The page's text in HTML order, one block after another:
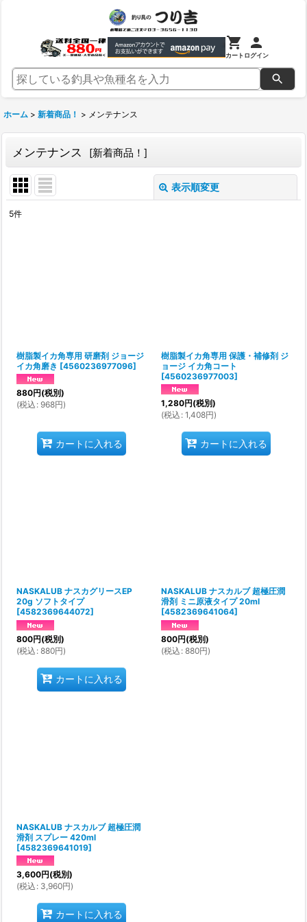
カートログイン
ホーム > 新着商品！ > メンテナンス
メンテナンス [新着商品！ ]
表示順変更
5件
樹脂製イカ角専用 研磨剤 ジョージ
イカ角磨き [4560236977096]
880円(税別)
(税込 : 968円)
カートに入れる
樹脂製イカ角専用 保護・補修剤 ジ
ョージ イカ角コート
[4560236977003]
1,280円(税別)
(税込 : 1,408円)
カートに入れる
NASKALUB ナスカグリースEP
20g ソフトタイプ
[4582369644072]
800円(税別)
(税込 : 880円)
カートに入れる
NASKALUB ナスカルブ 超極圧潤
滑剤 ミニ原液タイプ 20ml
[4582369641064]
800円(税別)
(税込 : 880円)
NASKALUB ナスカルブ 超極圧潤
滑剤 スプレー 420ml
[4582369641019]
3,600円(税別)
(税込 : 3,960円)
カートに入れる